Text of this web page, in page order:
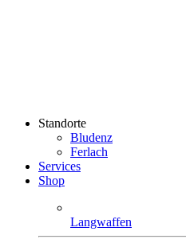
Standorte
Bludenz
Ferlach
Services
Shop
Langwaffen